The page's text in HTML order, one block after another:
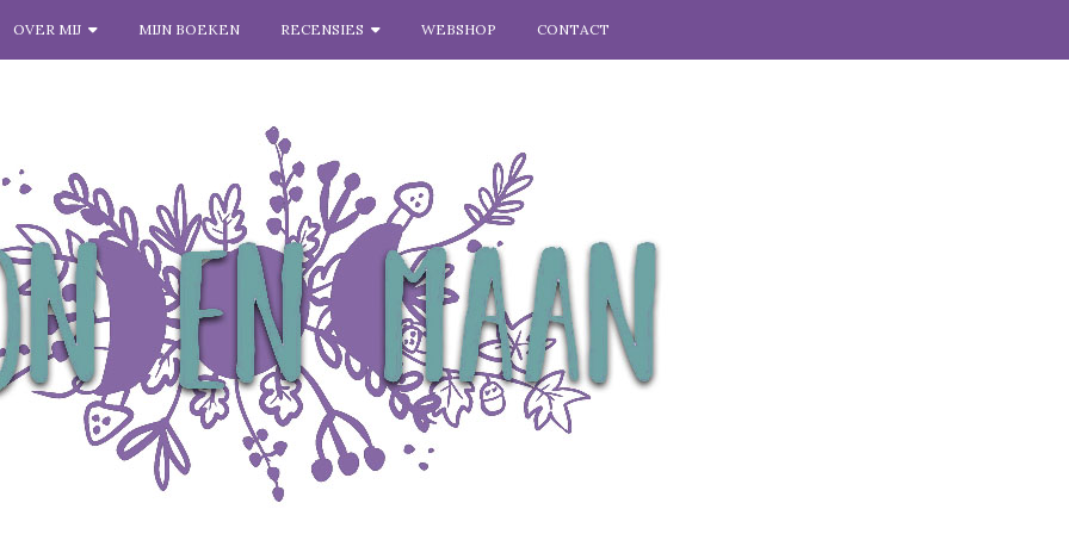
OVER MIJ MIJN BOEKEN RECENSIES WEBSHOP CONTACT